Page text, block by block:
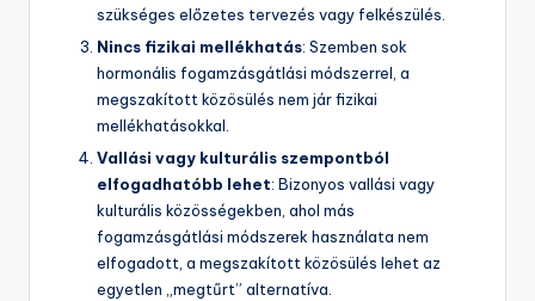
szükséges előzetes tervezés vagy felkészülés.
Nincs fizikai mellékhatás: Szemben sok
hormonális fogamzásgátlási módszerrel, a
megszakított közösülés nem jár fizikai
mellékhatásokkal.
Vallási vagy kulturális szempontból
elfogadhatóbb lehet: Bizonyos vallási vagy
kulturális közösségekben, ahol más
fogamzásgátlási módszerek használata nem
elfogadott, a megszakított közösülés lehet az
egyetlen „megtűrt” alternatíva.